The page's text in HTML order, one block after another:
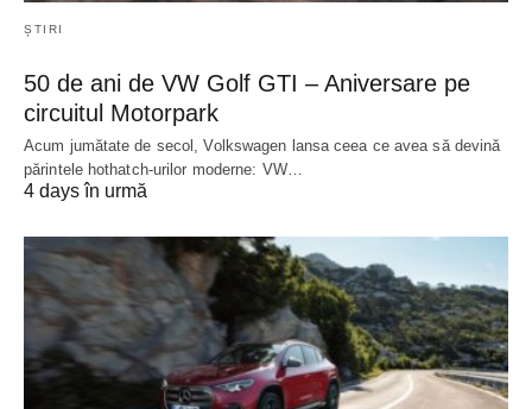
ȘTIRI
50 de ani de VW Golf GTI – Aniversare pe
circuitul Motorpark
Acum jumătate de secol, Volkswagen lansa ceea ce avea să devină
părintele hothatch-urilor moderne: VW…
4 days în urmă